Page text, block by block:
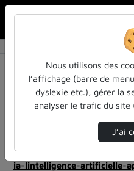
Résultats de la
Filtres actifs (cliquer pour
Français
colloques-et-
ia-lintelligence-artificielle-
entendu
informatique-
ia-lintelligence-artificielle-
Nous utilisons des
l’affichage (barre de
dyslexie etc.), gérer la
analyser le trafic du site
J’ai